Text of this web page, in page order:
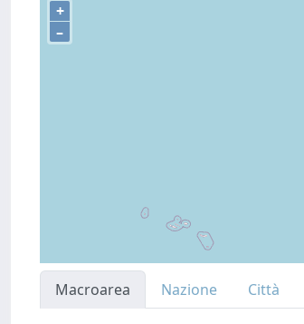
+
–
Macroarea Nazione Città